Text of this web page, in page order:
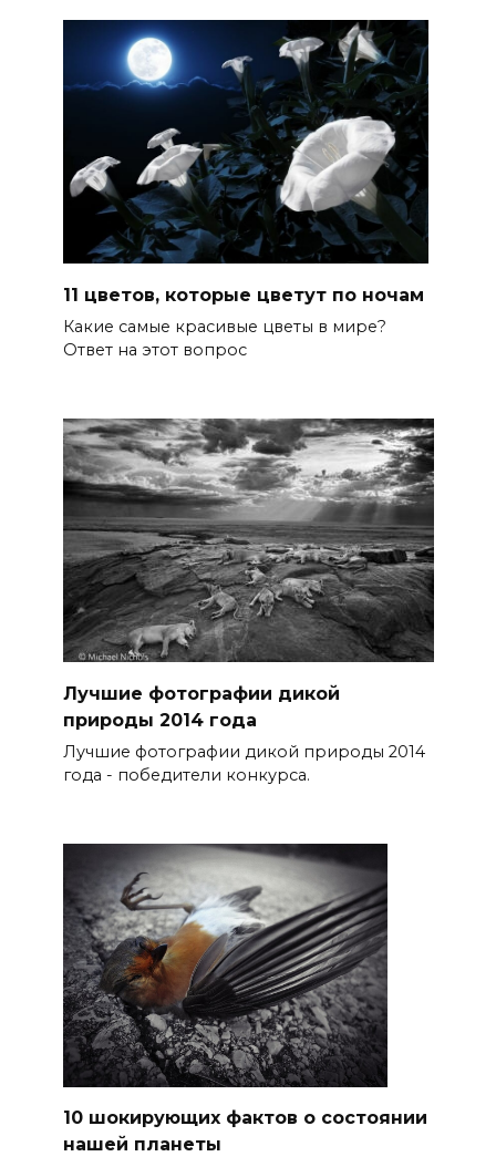
11 цветов, которые цветут по ночам
Какие самые красивые цветы в мире?
Ответ на этот вопрос
Лучшие фотографии дикой
природы 2014 года
Лучшие фотографии дикой природы 2014
года - победители конкурса.
10 шокирующих фактов о состоянии
нашей планеты